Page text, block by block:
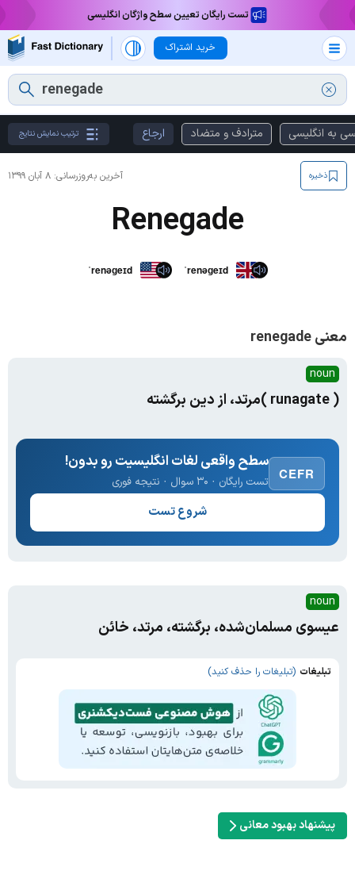
تست رایگان تعیین سطح واژگان انگلیسی
خرید اشتراک
به انگلیسی مترادف و متضاد ارجاع ترتیب نمایش نتایج
آخرین به‌روزرسانی: ۸ آبان ۱۳۹۹ ذخیره
Renegade
ˈrenəɡeɪd ˈrenəɡeɪd
معنی renegade
noun
( runagate )مرتد، از دین برگشته
CEFR
سطح واقعی لغات انگلیسیت رو بدون!
تست رایگان · ۳۰ سوال · نتیجه فوری
شروع تست
noun
عیسوی مسلمان‌شده، برگشته، مرتد، خائن
تبلیغات (تبلیغات را حذف کنید)
پیشنهاد بهبود معانی